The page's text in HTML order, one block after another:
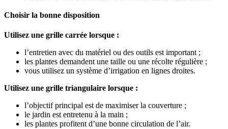
Choisir la bonne disposition
Utilisez une grille carrée lorsque :
l’entretien avec du matériel ou des outils est important ;
les plantes demandent une taille ou une récolte régulière ;
vous utilisez un système d’irrigation en lignes droites.
Utilisez une grille triangulaire lorsque :
l’objectif principal est de maximiser la couverture ;
le jardin est entretenu à la main ;
les plantes profitent d’une bonne circulation de l’air.